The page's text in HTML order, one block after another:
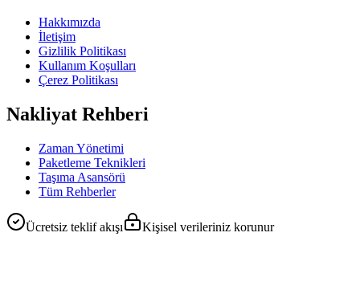
Hakkımızda
İletişim
Gizlilik Politikası
Kullanım Koşulları
Çerez Politikası
Nakliyat Rehberi
Zaman Yönetimi
Paketleme Teknikleri
Taşıma Asansörü
Tüm Rehberler
Ücretsiz teklif akışı Kişisel verileriniz korunur